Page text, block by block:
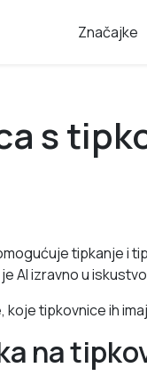
Značajke
s
tipkanje i
AI izravno u
tipkovnice ih
na